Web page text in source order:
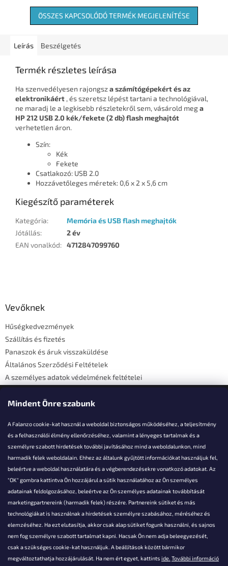
Mindent Önre szabunk
A Falanzo cookie-kat használ a weboldal biztonságos működéséhez, a teljesítmény
és a felhasználói élmény ellenőrzéséhez, valamint a lényeges tartalmak és a
személyre szabott hirdetések további javításához mind a weboldalunkon, mind
harmadik felek weboldalain. Ehhez az általunk gyűjtött információkat használjuk fel,
beleértve a weboldal használatára és a végberendezésekre vonatkozó adatokat. Az
"OK" gombra kattintva Ön hozzájárul a sütik használatához az Ön személyes
adatainak feldolgozásához, beleértve az Ön személyes adatainak továbbítását
marketingpartnereink (harmadik felek) részére. Partnereink sütiket és más
technológiákat is használnak a hirdetések személyre szabásához, méréséhez és
elemzéséhez. Ha ezt elutasítja, akkor csak alap sütiket fogunk használni, és sajnos
nem fog személyre szabott tartalmat kapni. Hacsak Ön nem adja beleegyezését,
csak a szükséges cookie-kat használjuk. A beállítások között bármikor
megváltoztathatja hozzájárulását. Ha nem ért egyet, kattints ide. További információ
ÖSSZES KAPCSOLÓDÓ TERMÉK MEGJELENÍTÉSE
Leírás Beszélgetés
Termék részletes leírása
Ha szenvedélyesen rajongsza számítógépekért és az
elektronikáért , és szeretsz lépést tartani a technológiával,
ne maradj le a legkisebb részletekről sem, vásárold mega
HP 212 USB 2.0 kék/fekete (2 db) flash meghajtót
verhetetlen áron.
Szín:
Kék
Fekete
Csatlakozó: USB 2.0
Hozzávetőleges méretek: 0,6 x 2 x 5,6 cm
Kiegészítő paraméterek
Kategória:
Memória és USB flash meghajtók
Jótállás:
2 év
EAN vonalkód: 4712847099760
Vevőknek
Hűségkedvezmények
Szállítás és fizetés
Panaszok és áruk visszaküldése
Általános Szerződési Feltételek
A személyes adatok védelmének feltételei
Elérhetőségi adatok
Akarsz kérdezni valamit?
info@falanzo.hu